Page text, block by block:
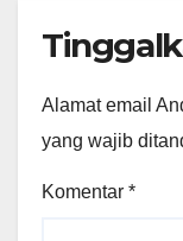
Alamat email
yang wajib
Komentar *